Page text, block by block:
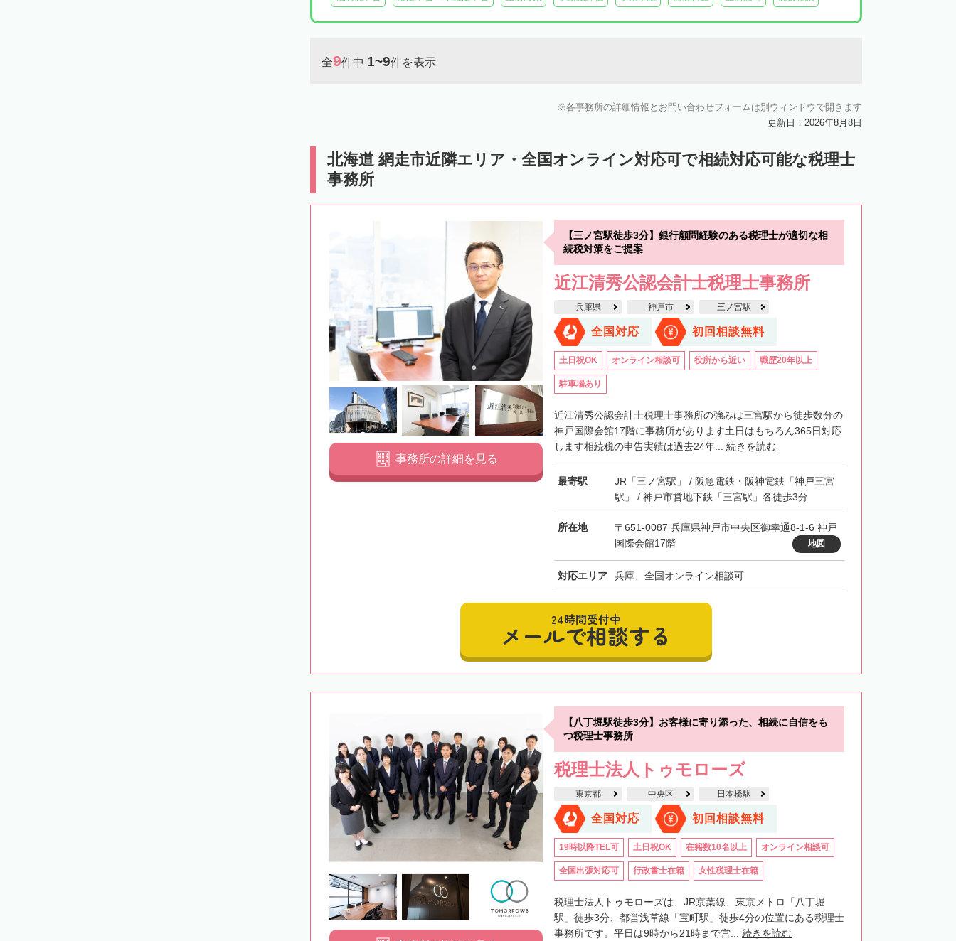
余市郡仁木町 余市郡余市町 余市郡赤井川村 空知郡南幌町 空知郡奈井江町 空知郡上砂川町
樺戸郡月形町 樺戸郡浦臼町
上川郡比布町 上川郡愛別町 上川郡上川町 上川郡東川町
中川郡美深町 中川郡音威子府村 中川郡中川町 中川郡幕別町 中川郡池田町 中川郡豊頃町
天塩郡天塩町 天塩郡豊富町 天塩郡幌延町 宗谷郡猿払村 枝幸郡浜頓別町
枝幸郡中頓別町 枝幸郡枝幸町 礼文郡礼文町 利尻郡利尻町 利尻郡利尻富士町
網走郡津別町 斜里郡斜里町 斜里郡清里町 斜里郡小清水町 常呂郡訓子府町
常呂郡佐呂間町 紋別郡遠軽町
紋別郡西興部村 紋別郡雄武町 有珠郡壮瞥町 白老郡白老町 沙流郡日高町 沙流郡平取町
浦河郡浦河町 様似郡様似町 幌泉郡えりも町 日高郡新ひだか町 河東郡音更町 河東郡士幌町
河東郡上士幌町 河東郡鹿追町 河西郡芽室町 河西郡中札内村
広尾郡広尾町 足寄郡足寄町 足寄郡陸別町
川上郡標茶町 川上郡弟子屈町 阿寒郡鶴居村 白糠郡白糠町 野付郡別海町 標津郡中標津町
標津郡標津町 目梨郡羅臼町
全9件中 1~9件を表示
各事務所の詳細情報とお問い合わせフォームは別ウィンドウで開きます
更新日：2026年8月8日
北海道 網走市近隣エリア・全国オンライン対応可で相続対応可能な税理士
事務所
【三ノ宮駅徒歩3分】銀行顧問経験のある税理士が適切な相
続税対策をご提案
近江清秀公認会計士税理士事務所
兵庫県 神戸市 三ノ宮駅
全国対応 初回相談無料
土日祝OK オンライン相談可 役所から近い 職歴20年以上
駐車場あり
近江清秀公認会計士税理士事務所の強みは三宮駅から徒歩数分の
神戸国際会館17階に事務所があります土日はもちろん365日対応
します相続税の申告実績は過去24年... 続きを読む
最寄駅
JR「三ノ宮駅」 / 阪急電鉄・阪神電鉄「神戸三宮
駅」 / 神戸市営地下鉄「三宮駅」各徒歩3分
所在地
〒651-0087 兵庫県神戸市中央区御幸通8-1-6 神戸
国際会館17階
地図
対応エリア 兵庫、全国オンライン相談可
事務所の詳細を見る
24時間受付中
メールで相談する
【八丁堀駅徒歩3分】お客様に寄り添った、相続に自信をも
つ税理士事務所
税理士法人トゥモローズ
東京都 中央区 日本橋駅
全国対応 初回相談無料
19時以降TEL可 土日祝OK 在籍数10名以上 オンライン相談可
全国出張対応可 行政書士在籍 女性税理士在籍
税理士法人トゥモローズは、JR京葉線、東京メトロ「八丁堀
駅」徒歩3分、都営浅草線「宝町駅」徒歩4分の位置にある税理士
事務所です。平日は9時から21時まで営... 続きを読む